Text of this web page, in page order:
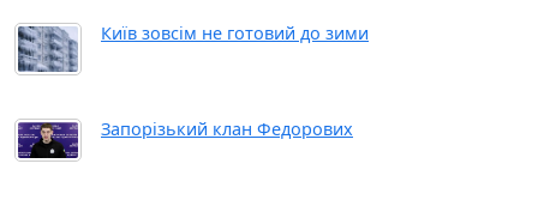
Київ зовсім не готовий до зими
Запорізький клан Федорових